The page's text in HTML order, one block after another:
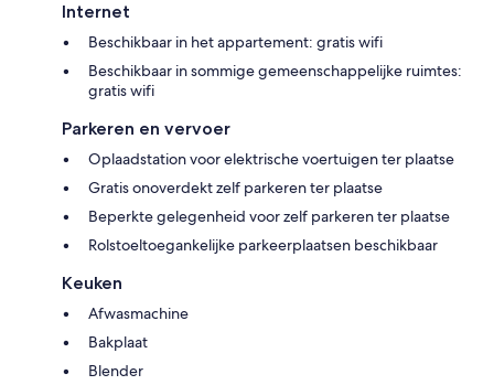
Internet
Beschikbaar in het appartement: gratis wifi
Beschikbaar in sommige gemeenschappelijke ruimtes:
gratis wifi
Parkeren en vervoer
Oplaadstation voor elektrische voertuigen ter plaatse
Gratis onoverdekt zelf parkeren ter plaatse
Beperkte gelegenheid voor zelf parkeren ter plaatse
Rolstoeltoegankelijke parkeerplaatsen beschikbaar
Keuken
Afwasmachine
Bakplaat
Blender